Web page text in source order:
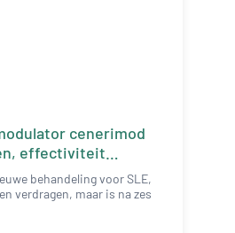
cenerimod
effectiviteit
behandeling voor SLE,
verdragen, maar is na zes